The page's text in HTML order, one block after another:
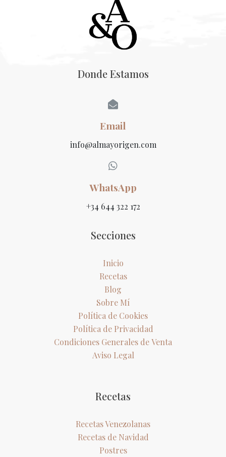
Donde Estamos
Email
info@almayorigen.com
WhatsApp
+34 644 322 172
Secciones
Inicio
Recetas
Blog
Sobre Mí
Política de Cookies
Política de Privacidad
Condiciones Generales de Venta
Aviso Legal
Recetas
Recetas Venezolanas
Recetas de Navidad
Postres